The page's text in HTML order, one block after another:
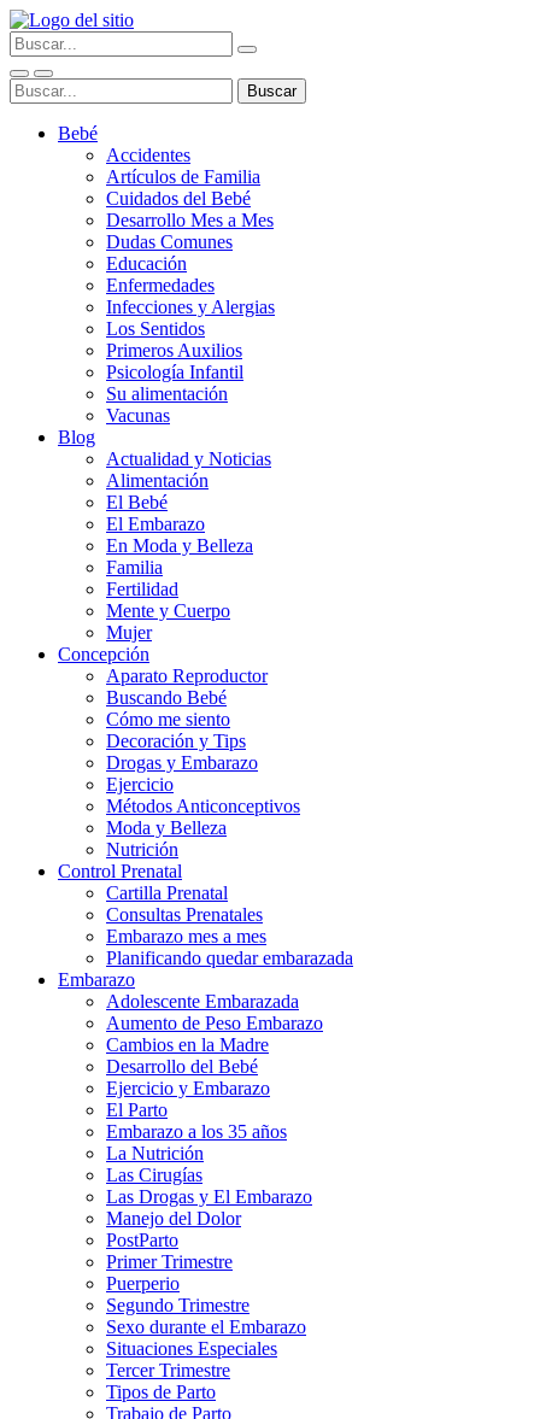
Bebé
Accidentes
Artículos de Familia
Cuidados del Bebé
Desarrollo Mes a Mes
Dudas Comunes
Educación
Enfermedades
Infecciones y Alergias
Los Sentidos
Primeros Auxilios
Psicología Infantil
Su alimentación
Vacunas
Blog
Actualidad y Noticias
Alimentación
El Bebé
El Embarazo
En Moda y Belleza
Familia
Fertilidad
Mente y Cuerpo
Mujer
Concepción
Aparato Reproductor
Buscando Bebé
Cómo me siento
Decoración y Tips
Drogas y Embarazo
Ejercicio
Métodos Anticonceptivos
Moda y Belleza
Nutrición
Control Prenatal
Cartilla Prenatal
Consultas Prenatales
Embarazo mes a mes
Planificando quedar embarazada
Embarazo
Adolescente Embarazada
Aumento de Peso Embarazo
Cambios en la Madre
Desarrollo del Bebé
Ejercicio y Embarazo
El Parto
Embarazo a los 35 años
La Nutrición
Las Cirugías
Las Drogas y El Embarazo
Manejo del Dolor
PostParto
Primer Trimestre
Puerperio
Segundo Trimestre
Sexo durante el Embarazo
Situaciones Especiales
Tercer Trimestre
Tipos de Parto
Trabajo de Parto